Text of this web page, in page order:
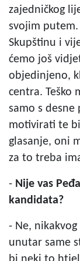
zajedničkog
svojim
Skupštinu i
ćemo još
objedinjeno,
centra. Teško
samo s desne
motivirati te
glasanje, oni
za to treba
- Nije vas
kandidata?
- Ne,
unutar same